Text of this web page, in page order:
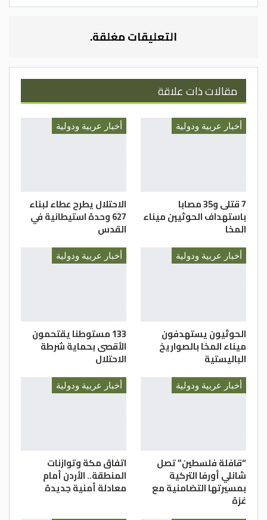
التعليقات مغلقة.
مقالات ذات علاقة
أخبار عربية ودولية
7 قتلى و35 مصابا
باستهداف الحوثيين ميناء
المخا
أخبار عربية ودولية
الاحتلال يطرح عطاء لبناء
627 وحدة استيطانية في
القدس
أخبار عربية ودولية
الحوثيون يستهدفون
ميناء المخا بالصواريخ
الباليستية
أخبار عربية ودولية
133 مستوطنا يقتحمون
الأقصى بحماية شرطة
الاحتلال
أخبار عربية ودولية
“قافلة فلسطين” تصل
شانلي أورفا التركية
بمسيرتها التضامنية مع
غزة
أخبار عربية ودولية
اتفاق مكة وتوازنات
المنطقة.. الأردن أمام
معادلة أمنية جديدة